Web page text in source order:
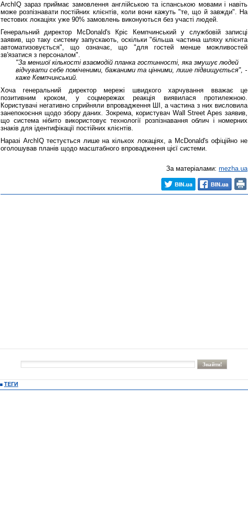
ArchIQ зараз приймає замовлення англійською та іспанською мовами і навіть
може розпізнавати постійних клієнтів, коли вони кажуть "те, що й завжди". На
тестових локаціях уже 90% замовлень виконуються без участі людей.
Генеральний директор McDonald's Кріс Кемпчинський у службовій записці
заявив, що таку систему запускають, оскільки "більша частина шляху клієнта
автоматизовується", що означає, що "для гостей менше можливостей
зв'язатися з персоналом".
"За меншої кількості взаємодій планка гостинності, яка змушує людей
відчувати себе поміченими, бажаними та цінними, лише підвищується", -
каже Кемпчинський.
Хоча генеральний директор мережі швидкого харчування вважає це
позитивним кроком, у соцмережах реакція виявилася протилежною.
Користувачі негативно сприйняли впровадження ШІ, а частина з них висловила
занепокоєння щодо збору даних. Зокрема, користувач Wall Street Apes заявив,
що система нібито використовує технології розпізнавання облич і номерних
знаків для ідентифікації постійних клієнтів.
Наразі ArchIQ тестується лише на кількох локаціях, а McDonald's офіційно не
оголошував планів щодо масштабного впровадження цієї системи.
За матеріалами: mezha.ua
ТЕГИ